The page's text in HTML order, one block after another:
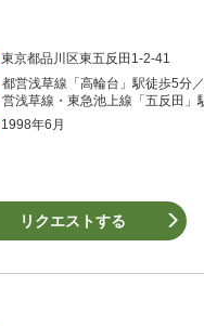
東京都品川区東五反田1-2-41
都営浅草線「高輪台」駅徒歩5分
営浅草線・東急池上線「五反田」
1998年6月
リクエストする